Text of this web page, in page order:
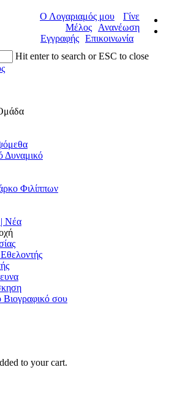
Ο Λογαριαμός μου
Γίνε
Μέλος
Ανανέωση
Εγγραφής Επικοινωνία
Hit enter to search or ESC to close
Δυναμικό
Φιλίππων
| Νέα
Βιογραφικό σου
to your cart.